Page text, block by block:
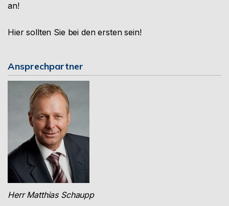
an!
Hier sollten Sie bei den ersten sein!
Ansprechpartner
Herr Matthias Schaupp